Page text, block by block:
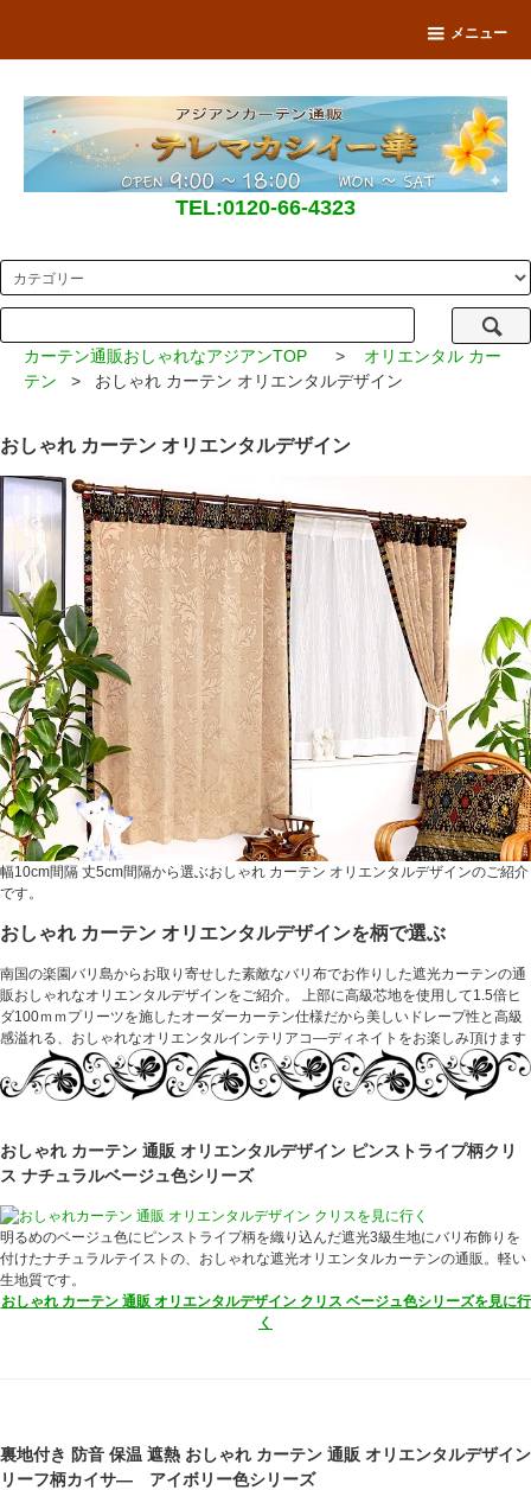
メニュー
TEL:0120-66-4323
カーテン通販おしゃれなアジアンTOP > オリエンタル カー
テン > おしゃれ カーテン オリエンタルデザイン
おしゃれ カーテン オリエンタルデザイン
幅10cm間隔 丈5cm間隔から選ぶおしゃれ カーテン オリエンタルデザインのご紹介
です。
おしゃれ カーテン オリエンタルデザインを柄で選ぶ
南国の楽園バリ島からお取り寄せした素敵なバリ布でお作りした遮光カーテンの通
販おしゃれなオリエンタルデザインをご紹介。 上部に高級芯地を使用して1.5倍ヒ
ダ100ｍｍプリーツを施したオーダーカーテン仕様だから美しいドレープ性と高級
感溢れる、おしゃれなオリエンタルインテリアコ―ディネイトをお楽しみ頂けます
おしゃれ カーテン 通販 オリエンタルデザイン ピンストライプ柄クリ
ス ナチュラルベージュ色シリーズ
明るめのベージュ色にピンストライプ柄を織り込んだ遮光3級生地にバリ布飾りを
付けたナチュラルテイストの、おしゃれな遮光オリエンタルカーテンの通販。軽い
生地質です。
おしゃれ カーテン 通販 オリエンタルデザイン クリス ベージュ色シリーズを見に行
く
裏地付き 防音 保温 遮熱 おしゃれ カーテン 通販 オリエンタルデザイン
リーフ柄カイサ― アイボリー色シリーズ